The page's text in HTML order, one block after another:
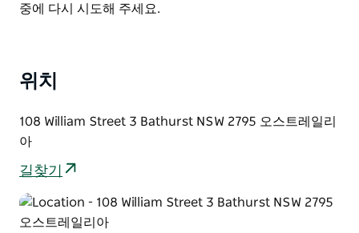
List
중에 다시 시도해 주세요.
위치
108 William Street 3 Bathurst NSW 2795 오스트레일리
아
길찾기